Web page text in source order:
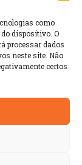
como
dispositivo. O
processar dados
neste site. Não
certos